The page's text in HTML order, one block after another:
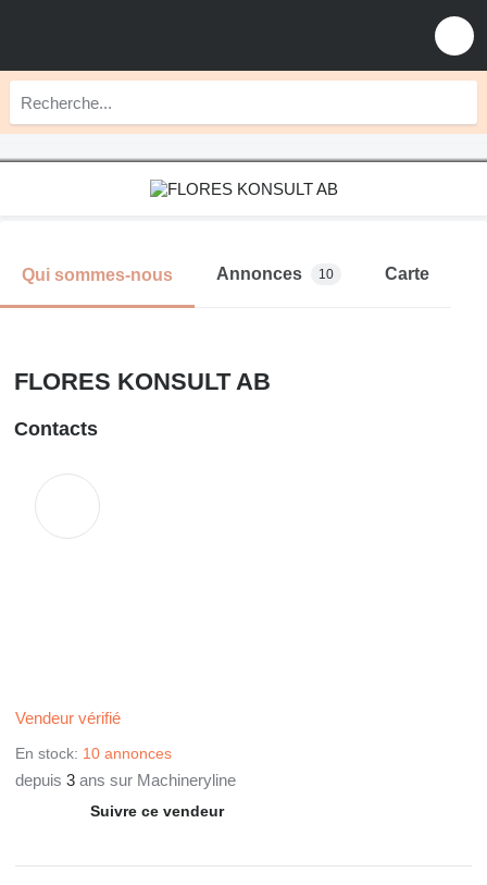
Qui sommes-nous Annonces 10 Carte
FLORES KONSULT AB
Contacts
Vendeur vérifié
En stock: 10 annonces
depuis 3 ans sur Machineryline
Suivre ce vendeur